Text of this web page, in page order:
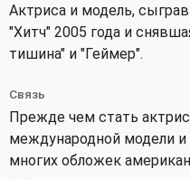
Актриса и модель,
"Хитч" 2005 года и
тишина" и "Геймер".
Связь
Прежде чем стать
международной модели
многих обложек